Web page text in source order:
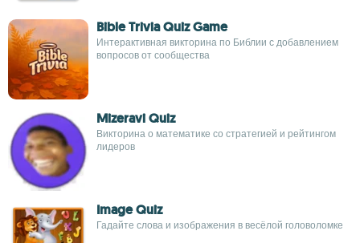
Bible Trivia Quiz Game
Интерактивная викторина по Библии с добавлением
вопросов от сообщества
Mizeravi Quiz
Викторина о математике со стратегией и рейтингом
лидеров
Image Quiz
Гадайте слова и изображения в весёлой головоломке